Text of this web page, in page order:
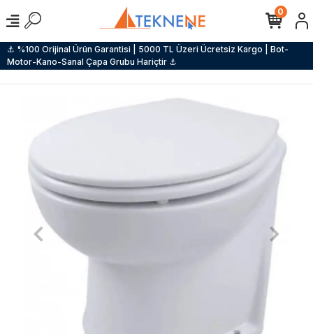
⚓ %100 Orijinal Ürün Garantisi | 5000 TL Üzeri Ücretsiz Kargo | Bot-
Motor-Kano-Sanal Çapa Grubu Hariçtir ⚓
0